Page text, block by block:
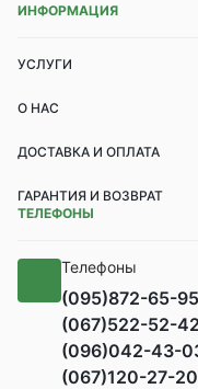
ИНФОРМАЦИЯ
УСЛУГИ
О НАС
ДОСТАВКА И ОПЛАТА
ГАРАНТИЯ И ВОЗВРАТ
ТЕЛЕФОНЫ
Телефоны
(095)872-65-95
(067)522-52-42
(096)042-43-
(067)120-27-20